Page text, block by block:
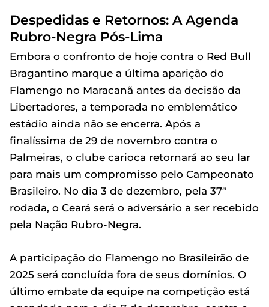
Despedidas e Retornos: A Agenda
Rubro-Negra Pós-Lima
Embora o confronto de hoje contra o Red Bull
Bragantino marque a última aparição do
Flamengo no Maracanã antes da decisão da
Libertadores, a temporada no emblemático
estádio ainda não se encerra. Após a
finalíssima de 29 de novembro contra o
Palmeiras, o clube carioca retornará ao seu lar
para mais um compromisso pelo Campeonato
Brasileiro. No dia 3 de dezembro, pela 37ª
rodada, o Ceará será o adversário a ser recebido
pela Nação Rubro-Negra.
A participação do Flamengo no Brasileirão de
2025 será concluída fora de seus domínios. O
último embate da equipe na competição está